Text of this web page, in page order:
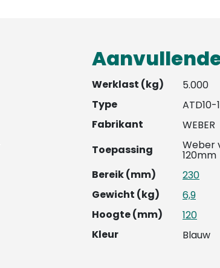
Werklast (kg)
5.000
Type
ATD10-
Fabrikant
WEBER
Toepassing
Weber
120mm
Bereik (mm)
230
Gewicht (kg)
6,9
Hoogte (mm)
120
Kleur
Blauw